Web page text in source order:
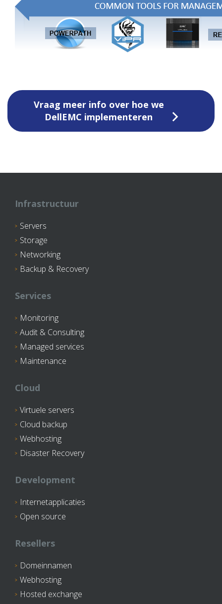
Vraag meer info over hoe we
DellEMC implementeren
Infrastructuur
Servers
Storage
Networking
Backup & Recovery
Services
Monitoring
Audit & Consulting
Managed services
Maintenance
Cloud
Virtuele servers
Cloud backup
Webhosting
Disaster Recovery
Development
Internetapplicaties
Open source
Resellers
Domeinnamen
Webhosting
Hosted exchange